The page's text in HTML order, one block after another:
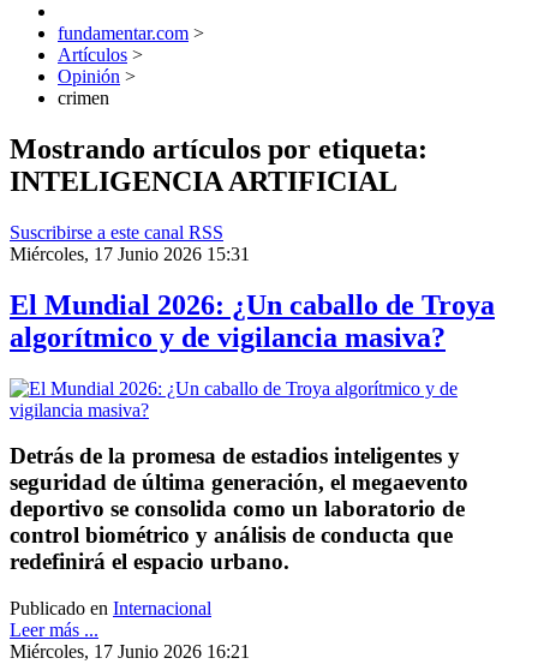
fundamentar.com >
Artículos >
Opinión >
crimen
Mostrando artículos por etiqueta:
INTELIGENCIA ARTIFICIAL
Suscribirse a este canal RSS
Miércoles, 17 Junio 2026 15:31
El Mundial 2026: ¿Un caballo de Troya
algorítmico y de vigilancia masiva?
Detrás de la promesa de estadios inteligentes y
seguridad de última generación, el megaevento
deportivo se consolida como un laboratorio de
control biométrico y análisis de conducta que
redefinirá el espacio urbano.
Publicado en Internacional
Leer más ...
Miércoles, 17 Junio 2026 16:21